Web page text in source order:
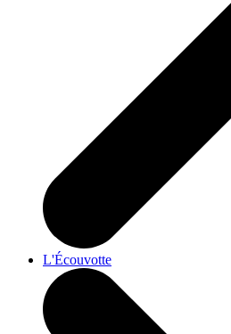
L'Écouvotte